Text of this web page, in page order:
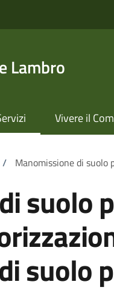
Lambro
Vivere il
/ Manomissione di suolo
suolo
suolo